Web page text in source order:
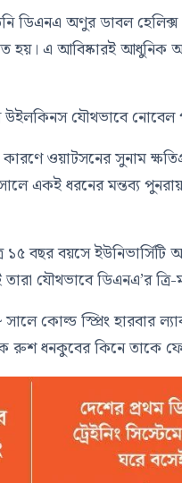
ডিএনএ অণুর ডাবল
এ আবিষ্কারই আধুনিক
যৌথভাবে নোবেল
কারণে ওয়াটসনের সুনাম
সালে একই ধরনের মন্তব্য
বছর বয়সে ইউনিভার্সিটি
যৌথভাবে ডিএনএ’র
সালে কোল্ড স্প্রিং হারবার
রুশ ধনকুবের কিনে তাকে